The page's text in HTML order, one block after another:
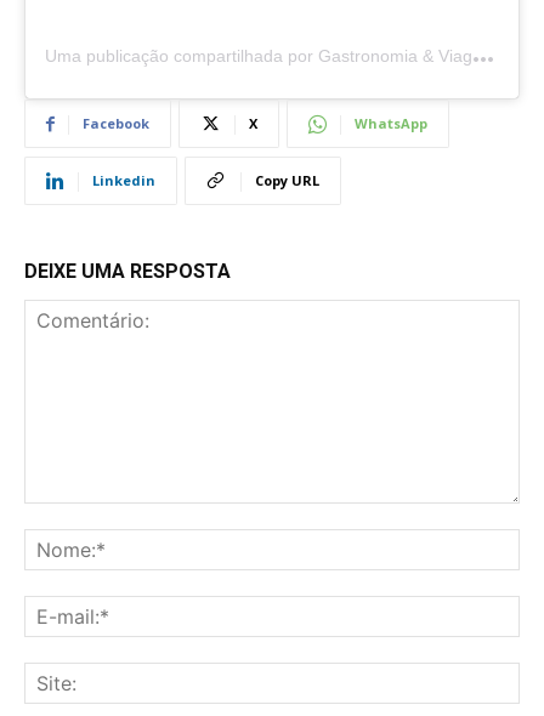
U
ma publicação compartilhada por Gastronomia & Viagens
Facebook X WhatsApp
Linkedin Copy URL
DEIXE UMA RESPOSTA